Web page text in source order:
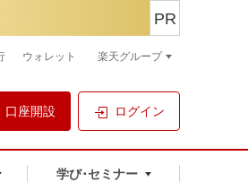
口座開設 ログイン
学び･セミナー
PR
ウォレット 楽天グループ